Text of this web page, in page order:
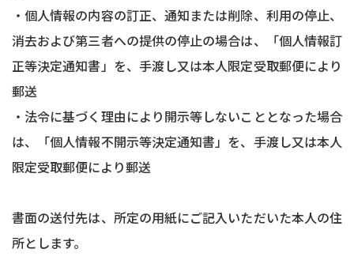
・個人情報の内容の訂正、通知または削除、利用の停止、
消去および第三者への提供の停止の場合は、「個人情報訂
正等決定通知書」を、手渡し又は本人限定受取郵便により
郵送
・法令に基づく理由により開示等しないこととなった場合
は、「個人情報不開示等決定通知書」を、手渡し又は本人
限定受取郵便により郵送
書面の送付先は、所定の用紙にご記入いただいた本人の住
所とします。